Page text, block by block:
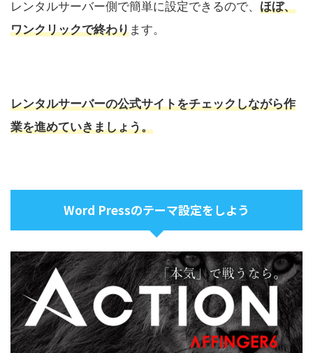
レンタルサーバー側で簡単に設定できるので、 ほぼ、
ワンクリックで終わります。
レンタルサーバーの公式サイトをチェックしながら作
業を進めていきましょう。
Word Pressのテーマ設定をしよう